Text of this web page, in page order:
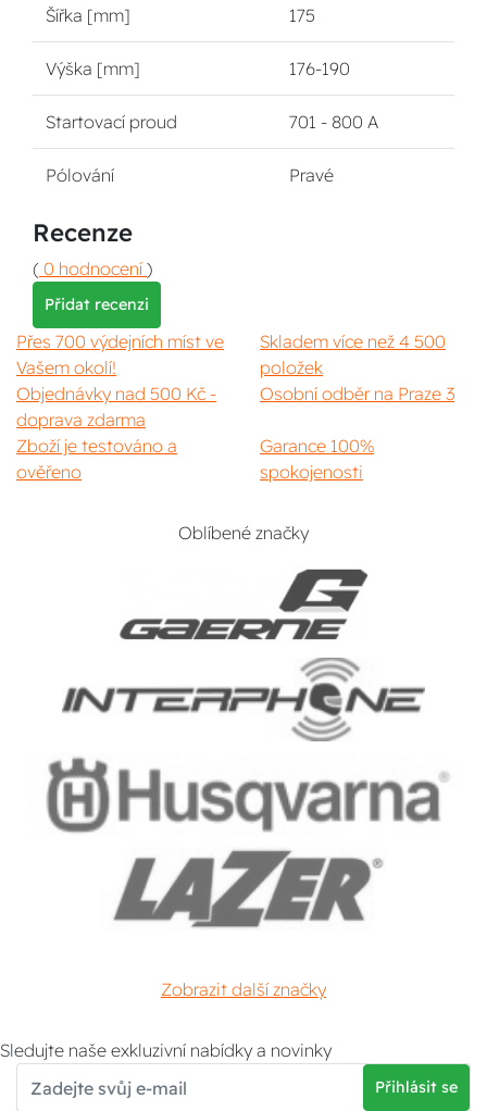
Šířka [mm] 175
Výška [mm] 176-190
Startovací proud 701 - 800 A
Pólování Pravé
Recenze
( 0 hodnocení )
Přidat recenzi
Přes 700 výdejních míst ve
Vašem okolí!
Skladem více než 4 500
položek
Objednávky nad 500 Kč -
doprava zdarma
Osobní odběr na Praze 3
Zboží je testováno a
ověřeno
Garance 100%
spokojenosti
Oblíbené značky
Zobrazit další značky
Sledujte naše exkluzivní nabídky a novinky
Přihlásit se